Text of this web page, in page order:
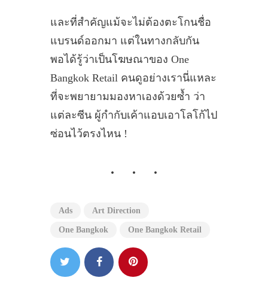
และที่สำคัญแม้จะไม่ต้องตะโกนชื่อ
แบรนด์ออกมา แต่ในทางกลับกัน
พอได้รู้ว่าเป็นโฆษณาของ One
Bangkok Retail คนดูอย่างเรานี่แหละ
ที่จะพยายามมองหาเองด้วยซ้ำ ว่า
แต่ละซีน ผู้กำกับเค้าแอบเอาโลโก้ไป
ซ่อนไว้ตรงไหน !
Ads Art Direction
One Bangkok One Bangkok Retail